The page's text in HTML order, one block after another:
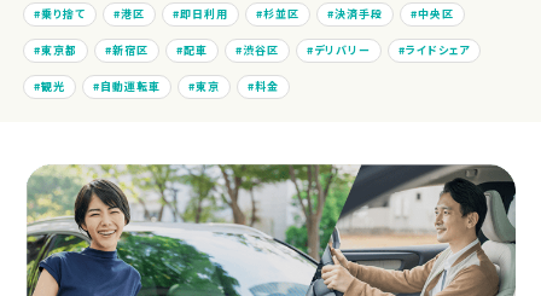
乗り捨て 港区 即日利用 杉並区 決済手段 中央区
東京都 新宿区 配車 渋谷区 デリバリー ライドシェア
観光 自動運転車 東京 料金